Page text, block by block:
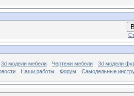
3d модели мебели Чертежи мебели
3d модели
Наши работы Форум Самодельные